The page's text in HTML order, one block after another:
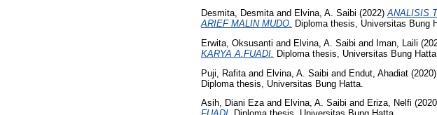
Desmita, Desmita and Elvina, A. Saibi (2022) ANALISIS
ARIEF MALIN MUDO.
Diploma thesis, Universitas Bung
Erwita, Oksusanti and Elvina, A. Saibi and Iman, Laili
KARYA A.FUADI.
Diploma thesis, Universitas Bung Hatta.
Puji, Rafita and Elvina, A. Saibi and Endut, Ahadiat (2020)
Diploma thesis, Universitas Bung Hatta.
Asih, Diani Ezaand Elvina, A. Saibi and Eriza, Nelfi